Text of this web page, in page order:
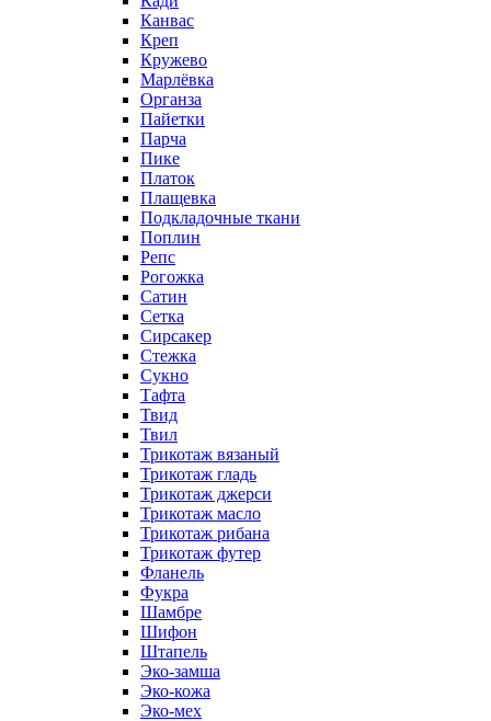
Канвас
Креп
Кружево
Марлёвка
Органза
Пайетки
Парча
Пике
Платок
Плащевка
Подкладочные ткани
Поплин
Репс
Рогожка
Сатин
Сетка
Сирсакер
Стежка
Сукно
Тафта
Твид
Твил
Трикотаж вязаный
Трикотаж гладь
Трикотаж джерси
Трикотаж масло
Трикотаж рибана
Трикотаж футер
Фланель
Фукра
Шамбре
Шифон
Штапель
Эко-замша
Эко-кожа
Эко-мех